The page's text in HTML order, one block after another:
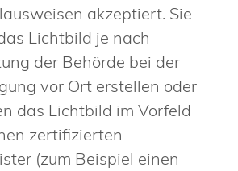
akzeptiert. Sie
Lichtbild je nach
der Behörde bei der
vor Ort erstellen oder
das Lichtbild im Vorfeld
zertifizierten
(zum Beispiel einen